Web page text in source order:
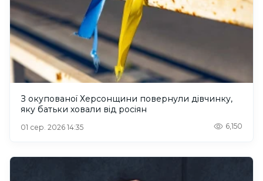
З окупованої Херсонщини повернули дівчинку,
яку батьки ховали від росіян
01 сер. 2026 14:35 6,150